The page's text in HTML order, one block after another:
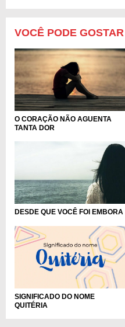
VOCÊ PODE GOSTAR
O CORAÇÃO NÃO AGUENTA
TANTA DOR
DESDE QUE VOCÊ FOI EMBORA
SIGNIFICADO DO NOME
QUITÉRIA